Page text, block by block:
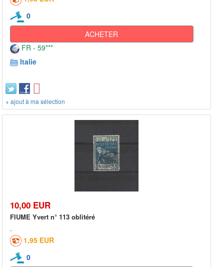
0
ACHETER
FR - 59***
Italie
+ ajout à ma sélection
10,00 EUR
FIUME Yvert n° 113 oblitéré
1,95 EUR
0